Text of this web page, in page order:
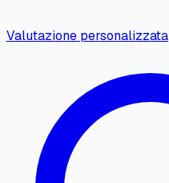
Valutazione personalizzata